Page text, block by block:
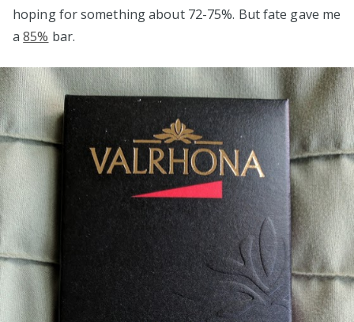
hoping for something about 72-75%. But fate gave me
a85% bar.